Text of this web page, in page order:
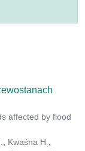
affected by flood
Kwaśna H.